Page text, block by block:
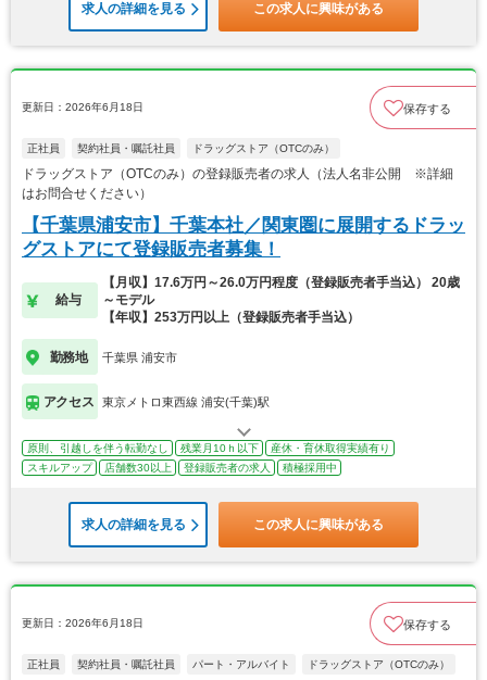
求人の詳細を見る この求人に興味がある
更新日：2026年6月18日 保存する
正社員 契約社員・嘱託社員 ドラッグストア（OTCのみ）
ドラッグストア（OTCのみ）の登録販売者の求人（法人名非公開 ※詳細
はお問合せください）
【千葉県浦安市】千葉本社／関東圏に展開するドラッ
グストアにて登録販売者募集！
給与
【月収】17.6万円～26.0万円程度（登録販売者手当込） 20歳
～モデル
【年収】253万円以上（登録販売者手当込）
勤務地 千葉県 浦安市
アクセス 東京メトロ東西線 浦安(千葉)駅
原則、引越しを伴う転勤なし 残業月10ｈ以下
産休・育休取得実績有り
スキルアップ
店舗数30以上 登録販売者の求人 積極採用中
求人の詳細を見る この求人に興味がある
更新日：2026年6月18日 保存する
正社員 契約社員・嘱託社員 パート・アルバイト ドラッグストア（OTCのみ）